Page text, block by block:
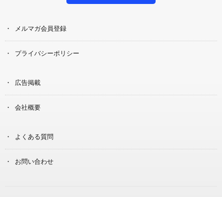
メルマガ会員登録
プライバシーポリシー
広告掲載
会社概要
よくある質問
お問い合わせ